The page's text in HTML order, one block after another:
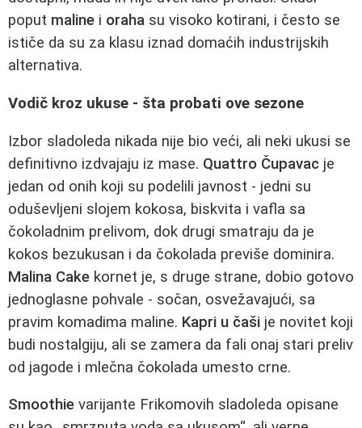
poput maline i oraha su visoko kotirani, i često se
ističe da su za klasu iznad domaćih industrijskih
alternativa.
Vodič kroz ukuse - šta probati ove sezone
Izbor sladoleda nikada nije bio veći, ali neki ukusi se
definitivno izdvajaju iz mase. Quattro Čupavac je
jedan od onih koji su podelili javnost - jedni su
oduševljeni slojem kokosa, biskvita i vafla sa
čokoladnim prelivom, dok drugi smatraju da je
kokos bezukusan i da čokolada previše dominira.
Malina Cake kornet je, s druge strane, dobio gotovo
jednoglasne pohvale - sočan, osvežavajući, sa
pravim komadima maline. Kapri u čaši je novitet koji
budi nostalgiju, ali se zamera da fali onaj stari preliv
od jagode i mlečna čokolada umesto crne.
Smoothie varijante Frikomovih sladoleda opisane